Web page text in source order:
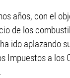
años, con el
de los
ido aplazando
Impuestos a los